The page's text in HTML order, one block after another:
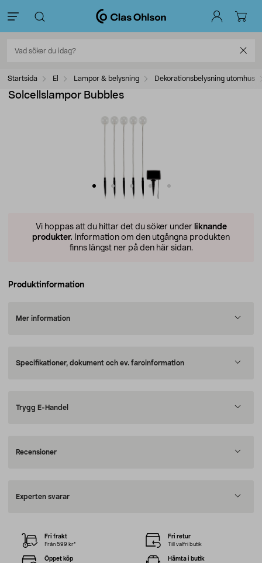
Startsida El Lampor & belysning Dekorationsbelysning utomhus
Solcellslampor Bubbles
Vi hoppas att du hittar det du söker under liknande
produkter. Information om den utgångna produkten
finns längst ner på den här sidan.
Produktinformation
Mer information
Specifikationer, dokument och ev. faroinformation
Trygg E-Handel
Recensioner
Experten svarar
Fri frakt
Från 599 kr*
Fri retur
Till valfri butik
Öppet köp Hämta i butik